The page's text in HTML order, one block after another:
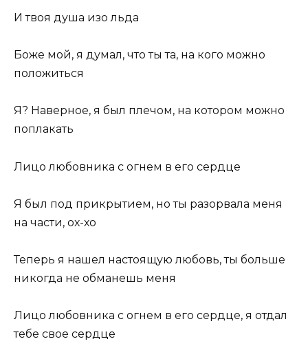
И твоя душа изо льда
Боже мой, я думал, что ты та, на кого можно
положиться
Я? Наверное, я был плечом, на котором можно
поплакать
Лицо любовника с огнем в его сердце
Я был под прикрытием, но ты разорвала меня
на части, ох-хо
Теперь я нашел настоящую любовь, ты больше
никогда не обманешь меня
Лицо любовника с огнем в его сердце, я отдал
тебе свое сердце